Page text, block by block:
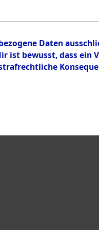
Daten
bewusst, dass ein